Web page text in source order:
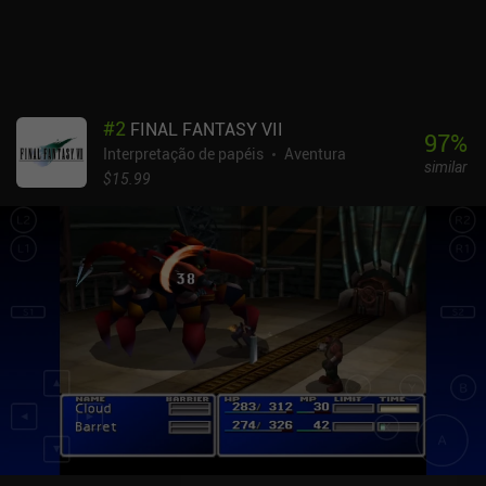
opcionais. É um dos melhores RPGs táticos disponíveis no celular
e, assim como seu antecessor, é um jogo obrigatório para qualquer
fã do gênero.
#2 FINAL FANTASY VII
Interpretação de papéis
Aventura
$15.99
97%
similar